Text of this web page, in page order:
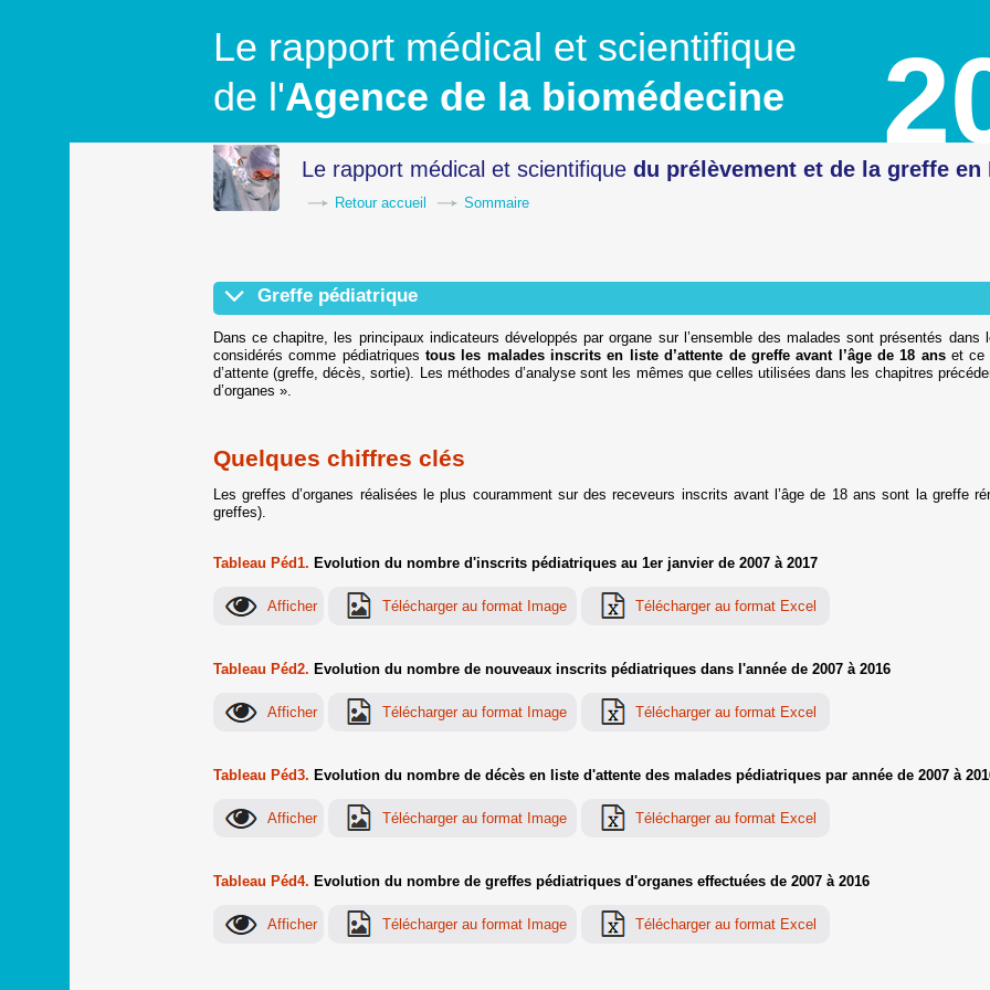
Le rapport médical et scientifique
de l'Agence de la biomédecine
Le rapport médical et scientifique du prélèvementet de la greffe en
Retour accueil Sommaire
Greffe pédiatrique
Quelques chiffres clés
Prélèvement sur donneur pédiatrique en état de mort encéphalique
Greffe cardiaque pédiatrique
Greffe pulmonaire et cardio-pulmonaire pédiatrique
Greffe hépatique pédiatrique
Greffe rénale pédiatrique
Dans ce chapitre, les principaux indicateurs développés par organe sur l’ensemble des malades sont présentés
considérés comme pédiatriques tous les malades inscrits en liste d’attente de greffe avant l’âge de 18 anset ce
d’attente (greffe, décès, sortie). Les méthodes d’analyse sont les mêmes que celles utilisées dans les chapitres
d’organes ».
Quelques chiffres clés
Les greffes d’organes réalisées le plus couramment sur des receveurs inscrits avant l’âge de 18 ans sont la greffe
greffes).
Tableau Péd1. Evolution du nombre d'inscrits pédiatriques au 1er janvier de 2007 à 2017
Tableau Péd2. Evolution du nombre de nouveaux inscrits pédiatriques dans l'année de 2007 à 2016
Tableau Péd3. Evolution du nombre de décès en liste d'attente des malades pédiatriques par année de 2007 à
Tableau Péd4. Evolution du nombre de greffes pédiatriques d'organes effectuées de 2007 à 2016